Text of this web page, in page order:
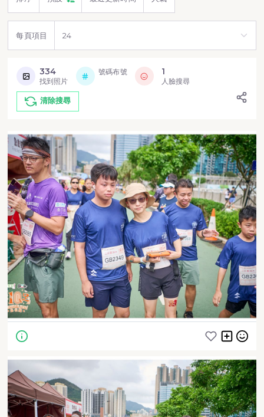
每頁項目
334
找到照片
號碼布號 1
人臉搜尋
清除搜尋